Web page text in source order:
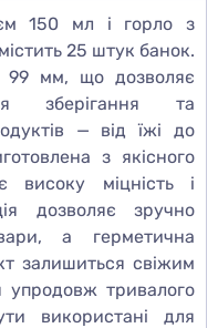
150 мл і горло з
25 штук банок.
99 мм, що дозволяє
зберігання та
— від їжі до
з якісного
високу міцність і
дозволяє зручно
а герметична
залишиться свіжим
тривалого
використані для